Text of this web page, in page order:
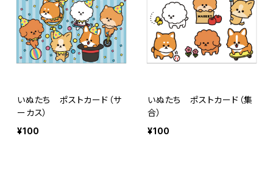
いぬたち ポストカード（サ
ーカス）
¥100
いぬたち ポストカード（集
合）
¥100